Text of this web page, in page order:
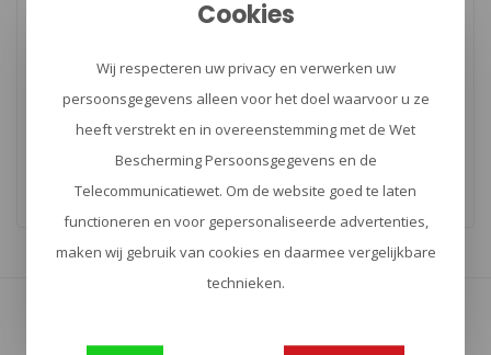
Hooded Jacket is een
comfortabele en
milieuvriendelijke jas ..
Blue
Ultra Blue is een
comfortabele en
milieuvriendelijke ..
Toon1-16van 25
Cookies
Wij respecteren uw privacy en verwerken uw
persoonsgegevens alleen voor het doel waarvoor u ze
heeft verstrekt en in overeenstemming met de Wet
Bescherming Persoonsgegevens en de
Telecommunicatiewet. Om de website goed te laten
functioneren en voor gepersonaliseerde advertenties,
maken wij gebruik van cookies en daarmee vergelijkbare
technieken.